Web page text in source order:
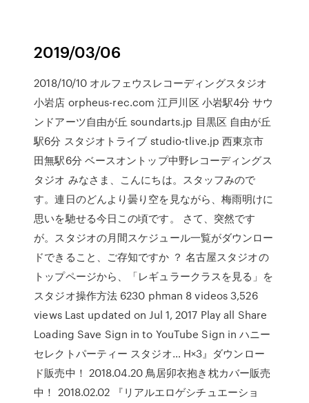
2019/03/06
2018/10/10 オルフェウスレコーディングスタジオ
小岩店 orpheus-rec.com 江戸川区 小岩駅4分 サウ
ンドアーツ自由が丘 soundarts.jp 目黒区 自由が丘
駅6分 スタジオトライブ studio-tlive.jp 西東京市
田無駅6分 ベースオントップ中野レコーディングス
タジオ みなさま、こんにちは。スタッフみので
す。連日のどんより曇り空を見ながら、梅雨明けに
思いを馳せる今日この頃です。 さて、突然です
が。スタジオの月間スケジュール一覧がダウンロー
ドできること、ご存知ですか ？ 名古屋スタジオの
トップページから、「レギュラークラスを見る」を
スタジオ操作方法 6230 phman 8 videos 3,526
views Last updated on Jul 1, 2017 Play all Share
Loading Save Sign in to YouTube Sign in ハニー
セレクトパーティー スタジオ… H×3』ダウンロー
ド販売中！ 2018.04.20 鳥居卯衣抱き枕カバー販売
中！ 2018.02.02 『リアルエロゲシチュエーショ